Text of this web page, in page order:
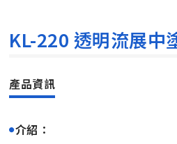
KL-220 透明流展中
介紹：